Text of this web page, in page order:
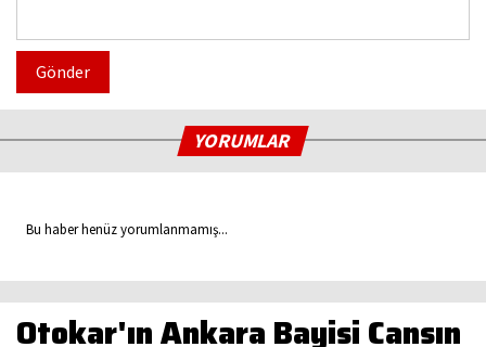
Gönder
YORUMLAR
Bu haber henüz yorumlanmamış...
Otokar'ın Ankara Bayisi Cansın